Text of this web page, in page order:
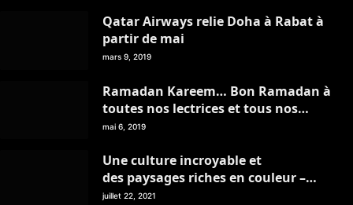
Qatar Airways relie Doha à Rabat à
partir de mai
mars 9, 2019
Ramadan Kareem… Bon Ramadan à
toutes nos lectrices et tous nos
lecteurs
mai 6, 2019
Une culture incroyable et
des paysages riches en couleur –
Mon Livret de Voyage – juillet 2021
juillet 22, 2021